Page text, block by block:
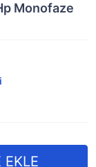
Monofaze